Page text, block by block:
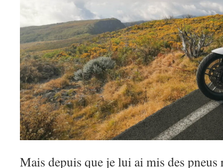
Mais depuis que je lui ai mis des pneus